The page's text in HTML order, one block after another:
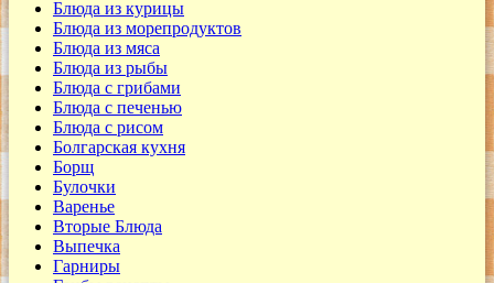
Блюда из курицы
Блюда из морепродуктов
Блюда из мяса
Блюда из рыбы
Блюда с грибами
Блюда с печенью
Блюда с рисом
Болгарская кухня
Борщ
Булочки
Варенье
Вторые Блюда
Выпечка
Гарниры